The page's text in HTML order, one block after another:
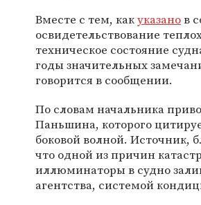
Вместе с тем, какуказанов
освидетельствование
техническое состояние
годы значительных
говорится в сообщении.
По словам начальника
Паньшина, которого
боковой волной. Источник,
что одной из причин
иллюминаторы в судно
агентства, системой